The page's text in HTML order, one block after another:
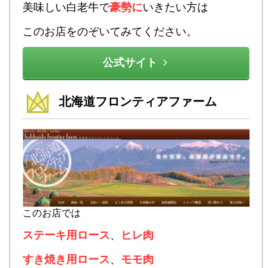
美味しい白老牛で豪勢にいきたい方は
このお店をのぞいてみてください。
公式サイト
北海道フロンティアファーム
このお店では
ステーキ用ロース、
ヒレ肉
すき焼き用ロース、 モモ肉